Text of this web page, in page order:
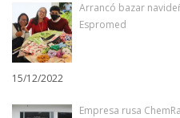
Arrancó bazar
Espromed
15/12/2022
Empresa rusa